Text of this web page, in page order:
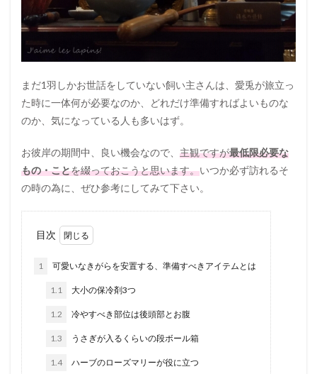
まだ1羽しかお世話をしていない飼い主さんは、愛兎が旅立っ
た時に一体何が必要なのか、どれだけ準備すればよいものな
のか、気になっている人も多いはず。
お彼岸の期間中、良い機会なので、 主観ですが最低限必要な
もの・ことを綴っておこうと思います。いつか必ず訪れるそ
の時の為に、ぜひ参考にしてみて下さい。
目次
1 可愛いなきがらを安置する、準備すべきアイテムとは
1.1 大小の保冷剤3つ
1.2 冷やすべき部位は後頭部とお腹
1.3 うさぎが入るくらいの段ボール箱
1.4 ハーブのローズマリーが役に立つ